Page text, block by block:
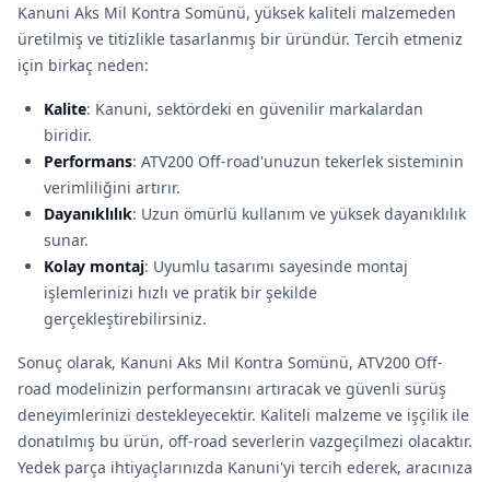
Kanuni Aks Mil Kontra Somünü, yüksek kaliteli malzemeden
üretilmiş ve titizlikle tasarlanmış bir üründür. Tercih etmeniz
için birkaç neden:
Kalite: Kanuni, sektördeki en güvenilir markalardan
biridir.
Performans: ATV200 Off-road'unuzun tekerlek sisteminin
verimliliğini artırır.
Dayanıklılık: Uzun ömürlü kullanım ve yüksek dayanıklılık
sunar.
Kolay montaj: Uyumlu tasarımı sayesinde montaj
işlemlerinizi hızlı ve pratik bir şekilde
gerçekleştirebilirsiniz.
Sonuç olarak, Kanuni Aks Mil Kontra Somünü, ATV200 Off-
road modelinizin performansını artıracak ve güvenli sürüş
deneyimlerinizi destekleyecektir. Kaliteli malzeme ve işçilik ile
donatılmış bu ürün, off-road severlerin vazgeçilmezi olacaktır.
Yedek parça ihtiyaçlarınızda Kanuni'yi tercih ederek, aracınıza